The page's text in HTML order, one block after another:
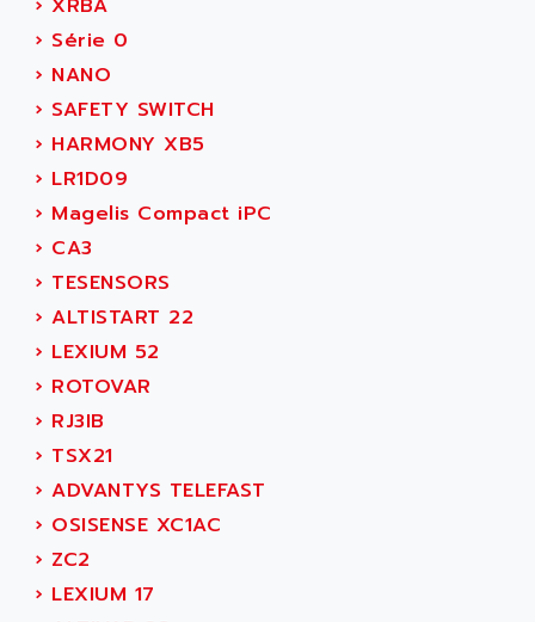
R6TXB
MOVIDYN
MOVITRAC
LEXIUM
SERVVODYN
SERVODYN
LTD12
MDLA
MDLS
ACMD2
ACM
PLS514
PLS510
PLS508
AC FEED MOTOR
ADEPT
ADEPT TECHNOLOGY
ADES
ADETEC
ADISCOM
ADITEC
ADL
ADLEE POWERTRONIC
ADLINK
ADLINK TECHNOLOGY
ADM ELECTRONIC
ADMV
ADN
ADN PESAGE
ADTECH POWER INC
ADVANCE
› XRBA
› Série 0
› NANO
› SAFETY SWITCH
› HARMONY XB5
› LR1D09
› Magelis Compact iPC
› CA3
› TESENSORS
› ALTISTART 22
› LEXIUM 52
› ROTOVAR
› RJ3IB
› TSX21
› ADVANTYS TELEFAST
› OSISENSE XC1AC
› ZC2
› LEXIUM 17